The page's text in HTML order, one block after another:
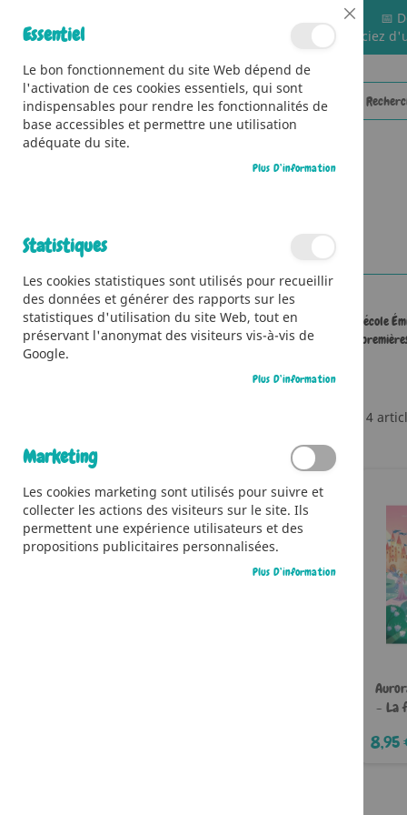
📅
🚚 Bénéficiez
Elisa Malan est née en 1998 à Marseille. Elle entre à l’école
diplôme, qui posera les
4
- La
8,95
Il n’y a aucun article dans votre liste
d’envies.
Cookie
Bar
Essentiel
Le bon fonctionnement du site Web dépend de
l'activation de ces cookies essentiels, qui sont
indispensables pour rendre les fonctionnalités de
base accessibles et permettre une utilisation
adéquate du site.
Plus D’information
Statistiques
Les cookies statistiques sont utilisés pour recueillir
des données et générer des rapports sur les
statistiques d'utilisation du site Web, tout en
préservant l'anonymat des visiteurs vis-à-vis de
Google.
Plus D’information
Marketing
Les cookies marketing sont utilisés pour suivre et
collecter les actions des visiteurs sur le site. Ils
permettent une expérience utilisateurs et des
propositions publicitaires personnalisées.
Plus D’information